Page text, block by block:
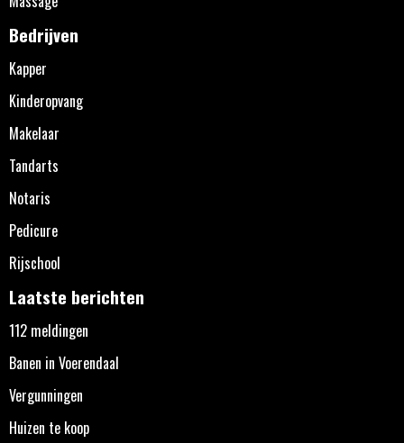
Bedrijven
Kapper
Kinderopvang
Makelaar
Tandarts
Notaris
Pedicure
Rijschool
Laatste berichten
112 meldingen
Banen in Voerendaal
Vergunningen
Huizen te koop